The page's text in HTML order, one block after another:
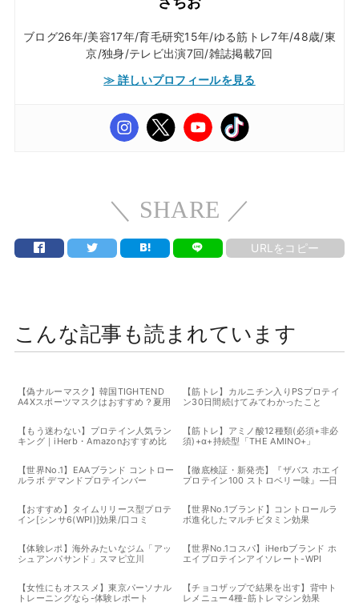
ブログ26年/美容17年/育毛研究15年/ゆる筋トレ7年/48歳/東
京/独身/テレビ出演7回/雑誌掲載7回
≫ 詳しいプロフィールを見る
＼ SHARE ／
URLをコピー
こんな記事も読まれています
【偽ナルーマスク】韓国TIGHTEND
A4Xスポーツマスクはおすすめ？夏用
【筋トレ】カルニチン入りPSプロテイ
ン30日間続けてみてわかったこと
【もう迷わない】プロテイン人気ラン
キング｜iHerb・Amazonおすすめ比
【筋トレ】アミノ酸12種類(必須+非必
須)+α+持続型「THE AMINO+」
【世界No.1】EAAブランド コントロー
ルラボ デマンドプロテインバー
【徹底検証・新発売】『ザバス ホエイ
プロテイン100 ストロベリー味』―日
【おすすめ】タイムリリース型プロテ
イン[シンサ6(WPI)]効果/口コミ
【世界No.1ブランド】コントロールラ
ボ進化したマルチビタミン効果
【体験レポ】海外みたいなジム「アッ
シュアンパサンド」スマピ立川
【世界No.1コスパ】iHerbブランド ホ
エイプロテインアイソレート-WPI
【女性にもオススメ】東京パーソナル
トレーニングなら-体験レポート
【チョコザップで結果を出す】背中ト
レメニュー4種-筋トレマシン効果